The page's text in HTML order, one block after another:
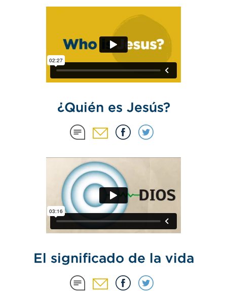
¿Quién es Jesús?
El significado de la vida